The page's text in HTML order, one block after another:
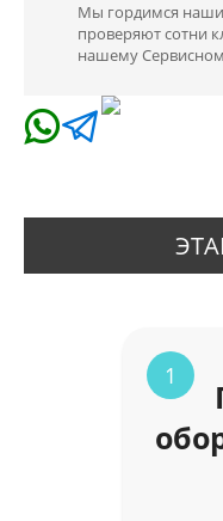
Мы гордимся
проверяют сотни
нашему
1